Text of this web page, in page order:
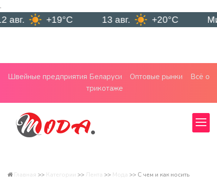
.
+19°C 13 авг. +20°C
Швейные предприятия Беларуси Оптовые рынки
Всё о
трикотаже
Главная >> Категории >> Лента >> Мода >> С чем и как носить